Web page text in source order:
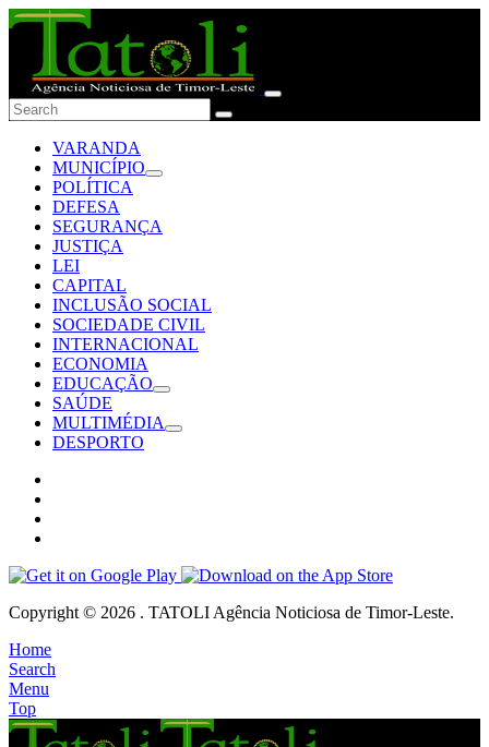
VARANDA
MUNICÍPIO
POLÍTICA
DEFESA
SEGURANÇA
JUSTIÇA
LEI
CAPITAL
INCLUSÃO SOCIAL
SOCIEDADE CIVIL
INTERNACIONAL
ECONOMIA
EDUCAÇÃO
SAÚDE
MULTIMÉDIA
DESPORTO
Copyright © 2026 . TATOLI Agência Noticiosa de Timor-Leste.
Home
Search
Menu
Top